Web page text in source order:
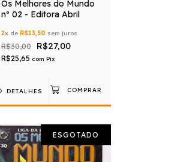
Os Melhores do Mundo
nº 02 - Editora Abril
2x de R$13,50 sem juros
R$30,00 R$27,00
R$25,65 com Pix
DETALHES
ESGOTADO